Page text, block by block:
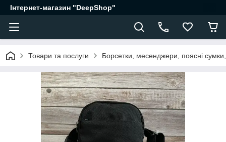
Інтернет-магазин "DeepShop"
Товари та послуги Борсетки, месенджери, поясні сумки,